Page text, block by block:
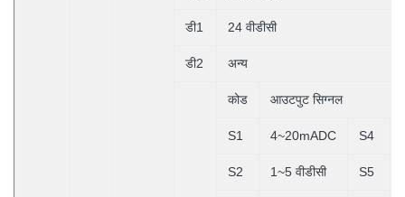
डी1 24 वीडीसी
डी2 अन्य
कोड आउटपुट सिग्नल
S1 4~20mADC S4
S2 1~5 वीडीसी S5